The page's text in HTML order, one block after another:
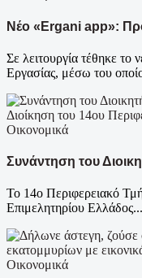
Νέο «Ergani app»:
Σε λειτουργία τέθηκε το
Εργασίας, μέσω του
Οικονομικά
Συνάντηση του
Το 14ο Περιφερειακό
Επιμελητηρίου Ελλάδος...
Οικονομικά